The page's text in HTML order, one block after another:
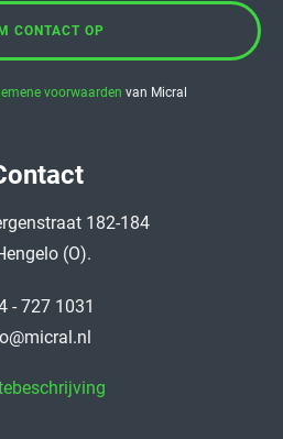
CONTACT OP
voorwaarden van Micral
182-184
(O).
- 727 1031